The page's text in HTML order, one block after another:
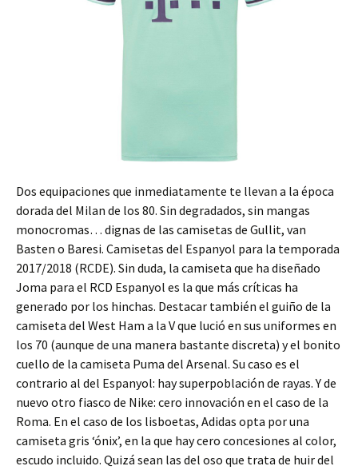
Dos equipaciones que inmediatamente te llevan a la época
dorada del Milan de los 80. Sin degradados, sin mangas
monocromas… dignas de las camisetas de Gullit, van
Basten o Baresi. Camisetas del Espanyol para la temporada
2017/2018 (RCDE). Sin duda, la camiseta que ha diseñado
Joma para el RCD Espanyol es la que más críticas ha
generado por los hinchas. Destacar también el guiño de la
camiseta del West Ham a la V que lució en sus uniformes en
los 70 (aunque de una manera bastante discreta) y el bonito
cuello de la camiseta Puma del Arsenal. Su caso es el
contrario al del Espanyol: hay superpoblación de rayas. Y de
nuevo otro fiasco de Nike: cero innovación en el caso de la
Roma. En el caso de los lisboetas, Adidas opta por una
camiseta gris ‘ónix’, en la que hay cero concesiones al color,
escudo incluido. Quizá sean las del oso que trata de huir del